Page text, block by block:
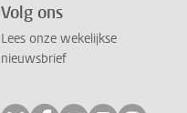
Volg ons
Lees onze wekelijkse
nieuwsbrief